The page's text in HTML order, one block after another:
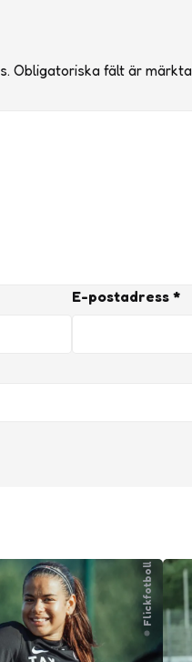
Obligatoriska fält är märkta
E-postadress *
Flickfotboll